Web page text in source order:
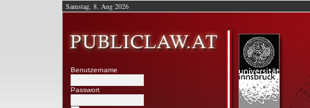
Samstag, 8. Aug 2026
Benutzername
Passwort